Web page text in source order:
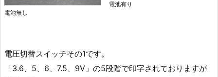
電池無し
電池有り
電圧切替スイッチその1です。
「3.6、5、6、7.5、9V」の5段階で印字されておりますが